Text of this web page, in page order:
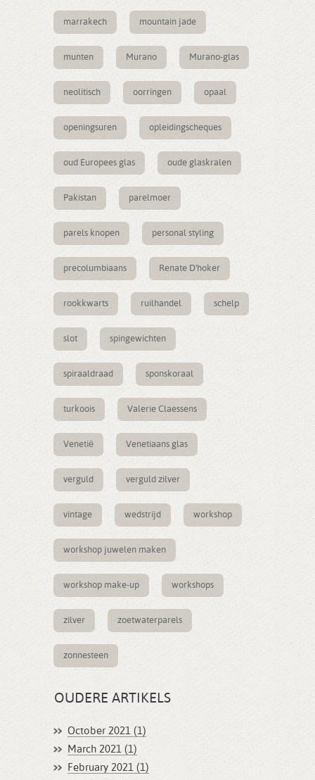
marrakech mountain jade
munten Murano Murano-glas
neolitisch oorringen opaal
openingsuren opleidingscheques
oud Europees glas oude glaskralen
Pakistan parelmoer
parels knopen personal styling
precolumbiaans Renate D'hoker
rookkwarts ruilhandel schelp
slot spingewichten
spiraaldraad sponskoraal
turkoois Valerie Claessens
Venetië Venetiaans glas
verguld verguld zilver
vintage wedstrijd workshop
workshop juwelen maken
workshop make-up workshops
zilver zoetwaterparels
zonnesteen
OUDERE ARTIKELS
October 2021 (1)
March 2021 (1)
February 2021 (1)